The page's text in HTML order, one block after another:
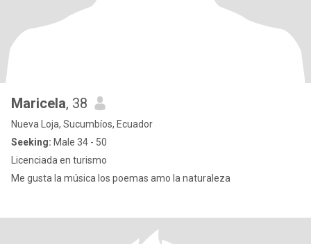
Maricela, 38
Nueva Loja, Sucumbíos, Ecuador
Seeking: Male 34 - 50
Licenciada en turismo
Me gusta la música los poemas amo la naturaleza